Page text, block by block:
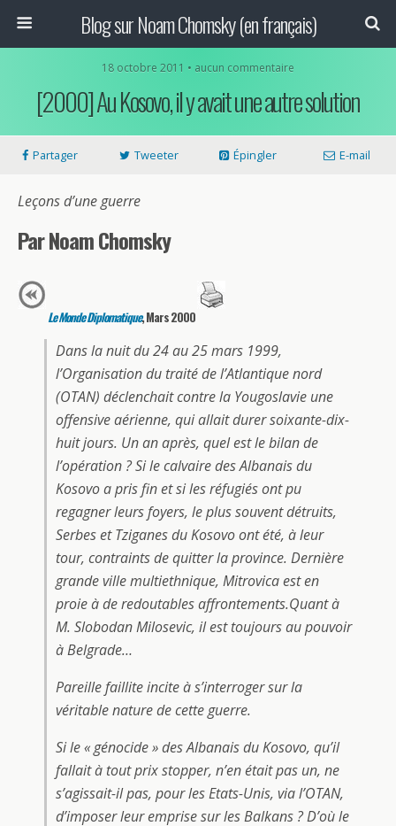
Blog sur Noam Chomsky (en français)
18 octobre 2011 • aucun commentaire
[2000] Au Kosovo, il y avait une autre solution
Partager Tweeter Épingler E-mail
Leçons d’une guerre
Par Noam Chomsky
Le Monde Diplomatique, Mars 2000
Dans la nuit du 24 au 25 mars 1999,
l’Organisation du traité de l’Atlantique nord
(OTAN) déclenchait contre la Yougoslavie une
offensive aérienne, qui allait durer soixante-dix-
huit jours. Un an après, quel est le bilan de
l’opération ? Si le calvaire des Albanais du
Kosovo a pris fin et si les réfugiés ont pu
regagner leurs foyers, le plus souvent détruits,
Serbes et Tziganes du Kosovo ont été, à leur
tour, contraints de quitter la province. Dernière
grande ville multiethnique, Mitrovica est en
proie à de redoutables affrontements.Quant à
M. Slobodan Milosevic, il est toujours au pouvoir
à Belgrade…
Pareille faillite incite à s’interroger sur la
véritable nature de cette guerre.
Si le « génocide » des Albanais du Kosovo, qu’il
fallait à tout prix stopper, n’en était pas un, ne
s’agissait-il pas, pour les Etats-Unis, via l’OTAN,
d’imposer leur emprise sur les Balkans ? D’où le